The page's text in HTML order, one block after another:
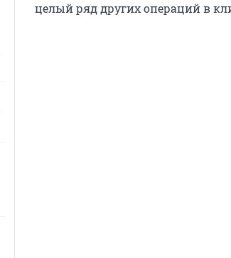
целый ряд других операций в